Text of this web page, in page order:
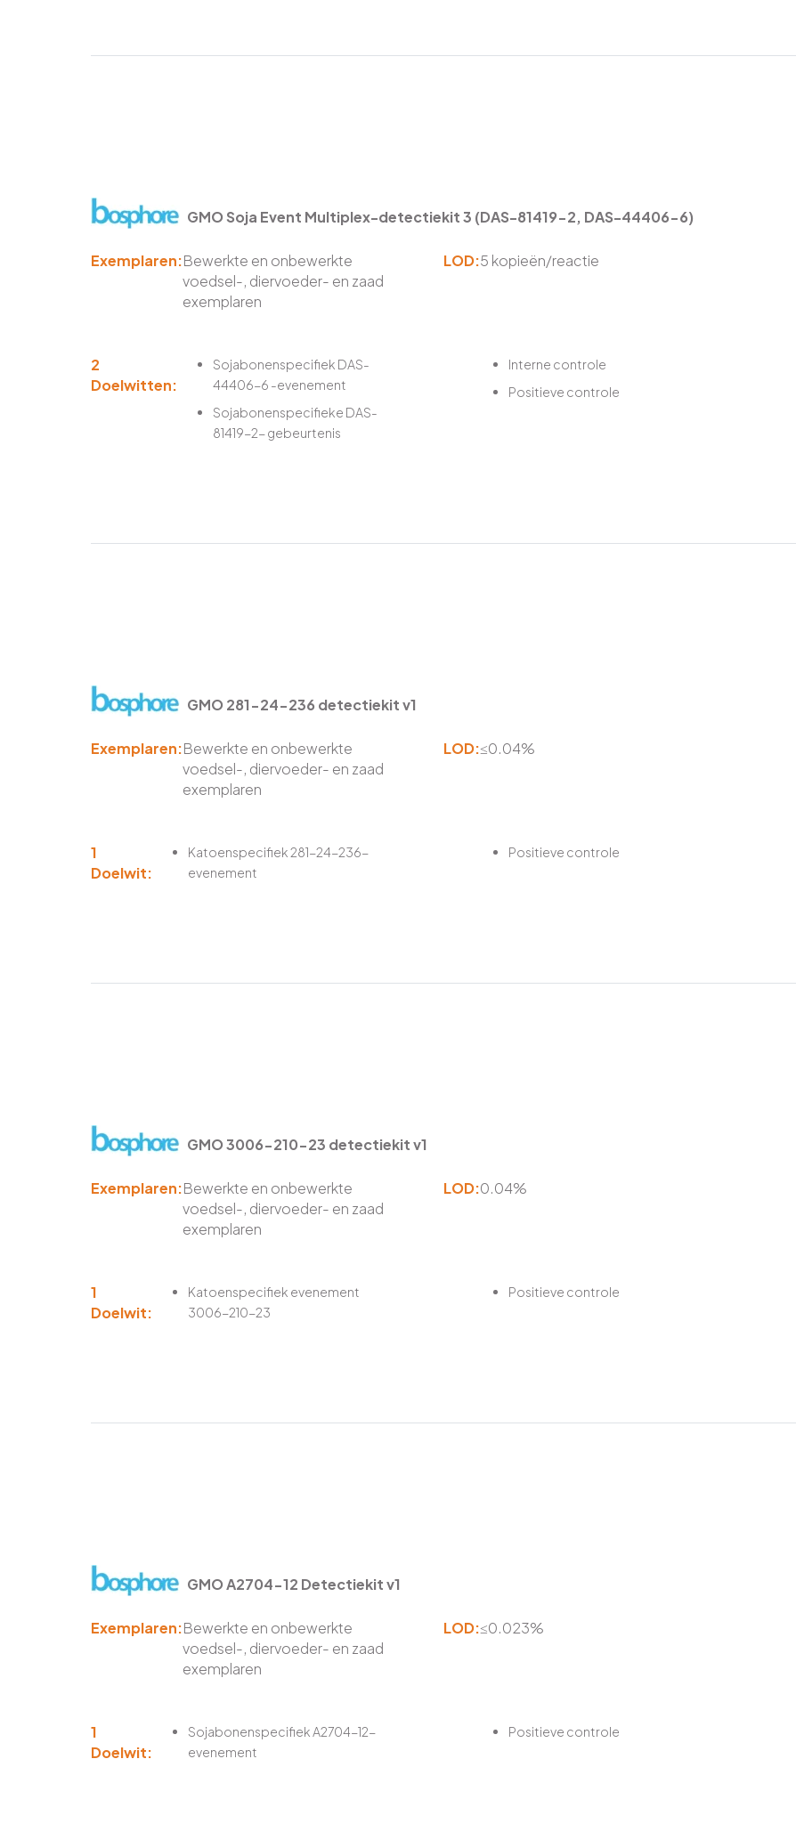
GMO Soja Event Multiplex-detectiekit 3 (DAS-81419-2, DAS-44406-6)
Exemplaren:Bewerkte en onbewerkte
voedsel-, diervoeder- en zaad
exemplaren
LOD:5 kopieën/reactie
2
Doelwitten:
Sojabonenspecifiek DAS-
44406-6 -evenement
Sojabonenspecifieke DAS-
81419-2- gebeurtenis
Interne controle
Positieve controle
GMO 281-24-236 detectiekit v1
Exemplaren:Bewerkte en onbewerkte
voedsel-, diervoeder- en zaad
exemplaren
LOD:≤0.04%
1
Doelwit:
Katoenspecifiek 281-24-236-
evenement
Positieve controle
GMO 3006-210-23 detectiekit v1
Exemplaren:Bewerkte en onbewerkte
voedsel-, diervoeder- en zaad
exemplaren
LOD:0.04%
1
Doelwit:
Katoenspecifiek evenement
3006-210-23
Positieve controle
GMO A2704-12 Detectiekit v1
Exemplaren:Bewerkte en onbewerkte
voedsel-, diervoeder- en zaad
exemplaren
LOD:≤0.023%
1
Doelwit:
Sojabonenspecifiek A2704-12-
evenement
Positieve controle